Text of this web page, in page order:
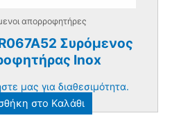
απορροφητήρες
Συρόμενος
Inox
μας για διαθεσιμότητα.
στο Καλάθι